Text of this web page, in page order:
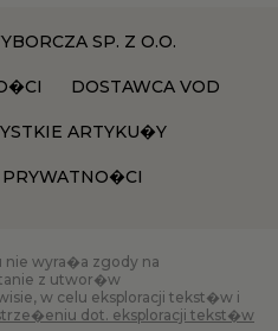
SP. Z O.O.
DOSTAWCA VOD
ARTYKU�Y
wyra�a zgody na
z utwor�w
w celu eksploracji tekst�w i
dot. eksploracji tekst�w